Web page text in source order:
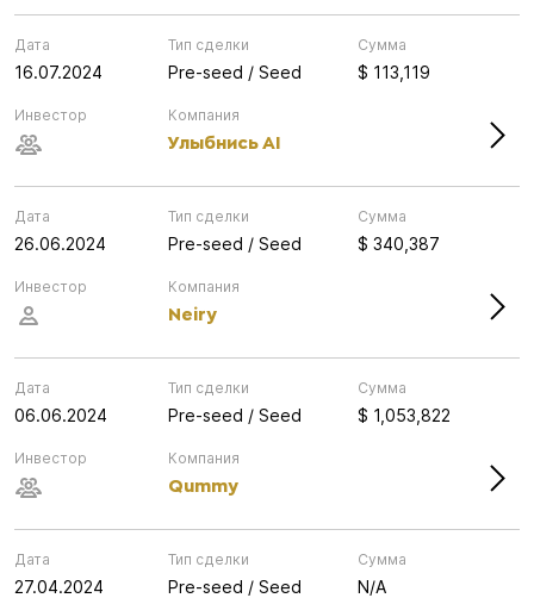
Дата
16.07.2024
Компания
Улыбнись AI
Инвестор
Тип сделки
Pre-seed / Seed
Сумма
$ 113,119
Дата
26.06.2024
Компания
Neiry
Инвестор
Тип сделки
Pre-seed / Seed
Сумма
$ 340,387
Дата
06.06.2024
Компания
Qummy
Инвестор
Тип сделки
Pre-seed / Seed
Сумма
$ 1,053,822
Дата
27.04.2024
Тип сделки
Pre-seed / Seed
Сумма
N/A